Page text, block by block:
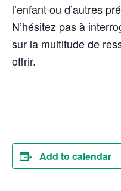
l’enfant ou d’autres
N’hésitez pas à
sur la multitude de
offrir.
Add to calendar